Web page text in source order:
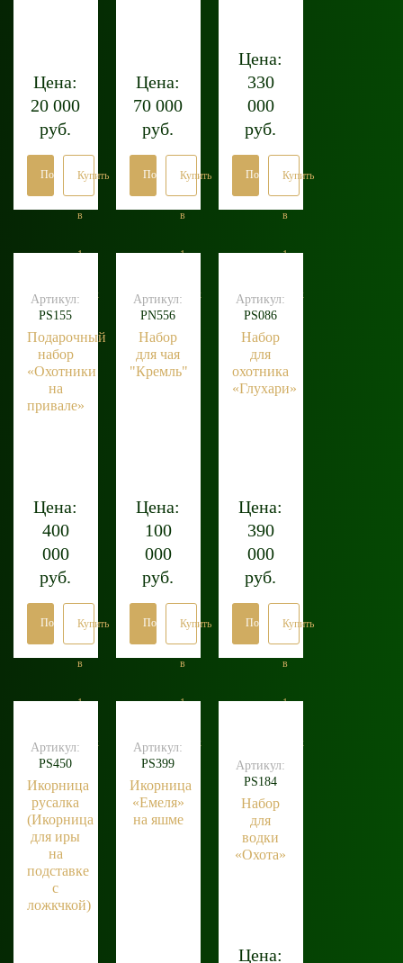
Цена:
20 000
руб.
ПодробнееКупить
в
1
клик
Цена:
70 000
руб.
ПодробнееКупить
в
1
клик
Цена:
330
000
руб.
ПодробнееКупить
в
1
клик
Артикул:
PS155
Подарочный
набор
«Охотники
на
привале»
Цена:
400
000
руб.
ПодробнееКупить
в
1
клик
Артикул:
PN556
Набор
для чая
"Кремль"
Цена:
100
000
руб.
ПодробнееКупить
в
1
клик
Артикул:
PS086
Набор
для
охотника
«Глухари»
Цена:
390
000
руб.
ПодробнееКупить
в
1
клик
Артикул:
PS450
Икорница
русалка
(Икорница
для иры
на
подставке
с
ложкчкой)
Артикул:
PS399
Икорница
«Емеля»
на яшме
Артикул:
PS184
Набор
для
водки
«Охота»
Цена: